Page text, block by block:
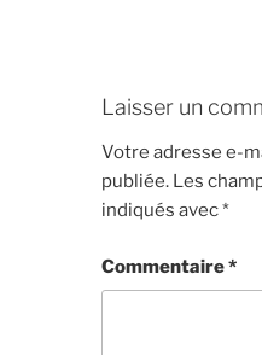
Laisser un
Votre adresse e-
publiée. Les
indiqués avec*
Commentaire*